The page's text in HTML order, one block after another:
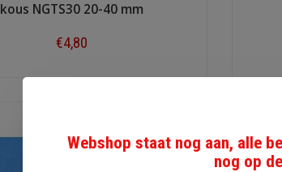
kous NGTS30 20-40 mm
€4,80
Shop now
Webshop staat nog aan, alle
nog op